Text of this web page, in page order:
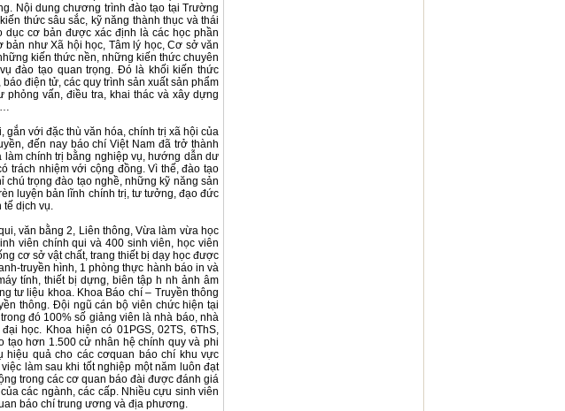
Nội dung chương trình đào tạo tại Trường
thức sâu sắc, kỹ năng thành thục và thái
dục cơ bản được xác định là các học phần
như Xã hội học, Tâm lý học, Cơ sở văn
kiến thức nền, những kiến thức chuyên
đào tạo quan trọng. Đó là khối kiến thức
điện tử, các quy trình sản xuất sản phẩm
vấn, điều tra, khai thác và xây dựng
với đặc thù văn hóa, chính trị xã hội của
đến nay báo chí Việt Nam đã trở thành
chính trị bằng nghiệp vụ, hướng dẫn dư
trách nhiệm với cộng đồng. Vì thế, đào tạo
trọng đào tạo nghề, những kỹ năng sản
luyện bản lĩnh chính trị, tư tưởng, đạo đức
dịch vụ.
văn bằng 2, Liên thông, Vừa làm vừa học
viên chính qui và 400 sinh viên, học viên
cơ sở vật chất, trang thiết bị dạy học được
truyền hình, 1 phòng thực hành báo in và
tính, thiết bị dựng, biên tập h nh ảnh âm
tư liệu khoa. Khoa Báo chí – Truyền thông
thông. Đội ngũ cán bộ viên chức hiện tại
đó 100% số giảng viên là nhà báo, nhà
học. Khoa hiện có 01PGS, 02TS, 6ThS,
tạo hơn 1.500 cử nhân hệ chính quy và phi
hiệu quả cho các cơquan báo chí khu vực
làm sau khi tốt nghiệp một năm luôn đạt
trong các cơ quan báo đài được đánh giá
các ngành, các cấp. Nhiều cựu sinh viên
báo chí trung ương và địa phương.